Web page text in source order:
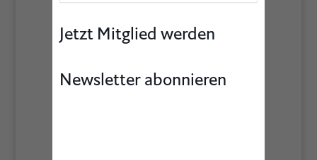
Jetzt Mitglied werden
Newsletter abonnieren